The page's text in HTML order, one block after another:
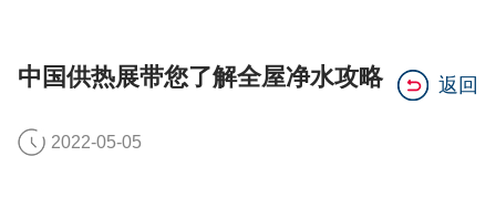
中国供热展带您了解全屋净水攻略 返回
2022-05-05